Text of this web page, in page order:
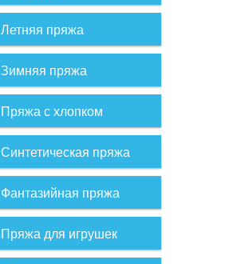
Летняя пряжа
Зимняя пряжа
Пряжа с хлопком
Синтетическая пряжа
Фантазийная пряжа
Пряжа для игрушек